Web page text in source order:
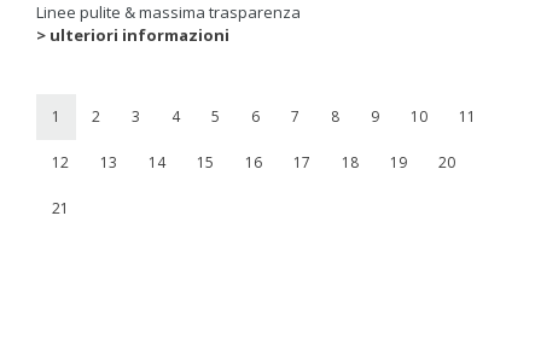
Linee pulite & massima trasparenza
> ulteriori informazioni
1 2 3 4 5 6 7 8 9 10 11
12 13 14 15 16 17 18 19 20
21